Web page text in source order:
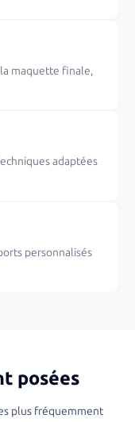
maquette finale,
adaptées
personnalisés
posées
plus fréquemment